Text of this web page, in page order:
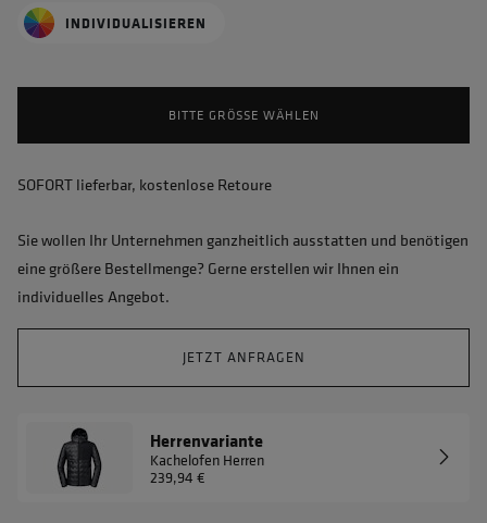
INDIVIDUALISIEREN
BITTE GRÖSSE WÄHLEN
SOFORT lieferbar, kostenlose Retoure
Sie wollen Ihr Unternehmen ganzheitlich ausstatten und benötigen
eine größere Bestellmenge? Gerne erstellen wir Ihnen ein
individuelles Angebot.
JETZT ANFRAGEN
Herrenvariante
Kachelofen Herren
239,94 €